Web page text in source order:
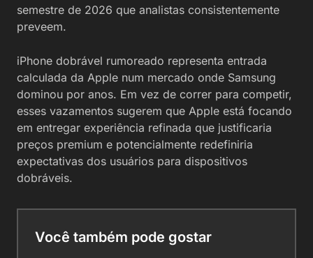
semestre de 2026 que analistas consistentemente
preveem.
iPhone dobrável rumoreado representa entrada
calculada da Apple num mercado onde Samsung
dominou por anos. Em vez de correr para competir,
esses vazamentos sugerem que Apple está focando
em entregar experiência refinada que justificaria
preços premium e potencialmente redefiniria
expectativas dos usuários para dispositivos
dobráveis.
Você também pode gostar